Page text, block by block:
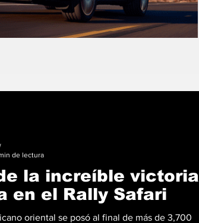
la increíble victoria
en el Rally Safari
oriental se posó al final de más de 3,700
de lectura